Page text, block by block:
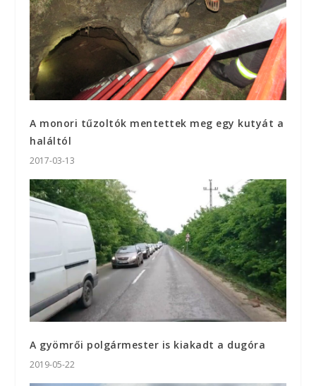
A monori tűzoltók mentettek meg egy kutyát a
haláltól
2017-03-13
A gyömrői polgármester is kiakadt a dugóra
2019-05-22